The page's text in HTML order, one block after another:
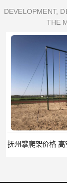
DEVELOPMENT,
THE